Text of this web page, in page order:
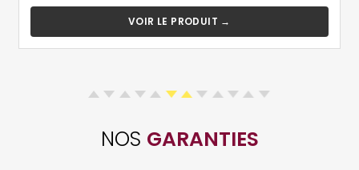
VOIR LE PRODUIT →
NOS GARANTIES